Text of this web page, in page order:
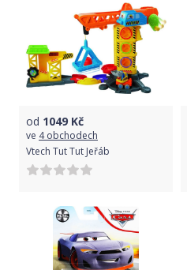
od 1049 Kč
ve 4 obchodech
Vtech Tut Tut Jeřáb